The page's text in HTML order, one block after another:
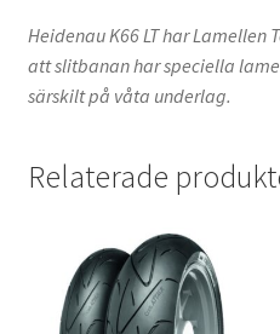
Heidenau K66 LT har Lamellen
att slitbanan har speciella
särskilt på våta underlag.
Relaterade